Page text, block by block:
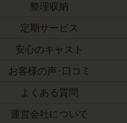
整理収納
定期サービス
安心のキャスト
お客様の声･口コミ
よくある質問
運営会社について